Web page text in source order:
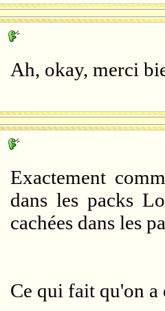
Ah, okay, merci
Exactement
dans les packs
cachées dans les
Ce qui fait qu'on a